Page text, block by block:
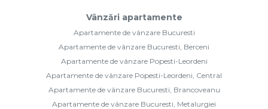
Vânzări apartamente
Apartamente de vânzare Bucuresti
Apartamente de vânzare Bucuresti, Berceni
Apartamente de vânzare Popesti-Leordeni
Apartamente de vânzare Popesti-Leordeni, Central
Apartamente de vânzare Bucuresti, Brancoveanu
Apartamente de vânzare Bucuresti, Metalurgiei